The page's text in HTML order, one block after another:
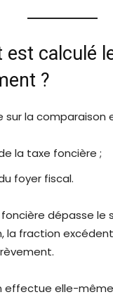
est calculé
?
sur la comparaison
la taxe foncière ;
foyer fiscal.
dépasse le
la fraction
effectue elle-